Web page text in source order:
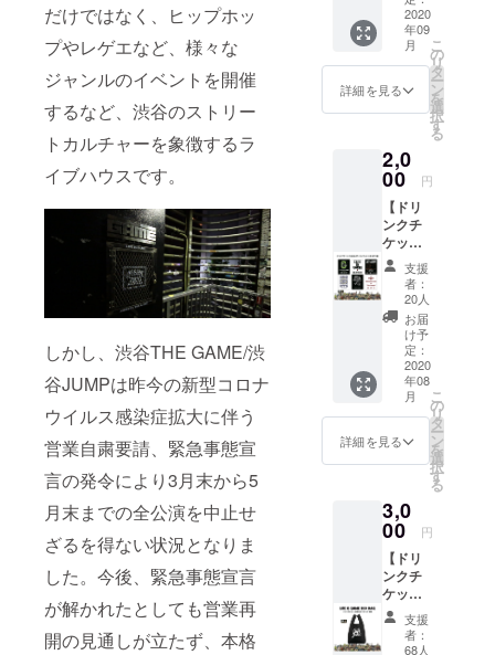
だけではなく、ヒップホッ
プやレゲエなど、様々な
ジャンルのイベントを開催
するなど、渋谷のストリー
トカルチャーを象徴するラ
イブハウスです。
しかし、渋谷THE GAME/渋
谷JUMPは昨今の新型コロナ
ウイルス感染症拡大に伴う
営業自粛要請、緊急事態宣
言の発令により3月末から5
月末までの全公演を中止せ
ざるを得ない状況となりま
した。今後、緊急事態宣言
が解かれたとしても営業再
開の見通しが立たず、本格
プルに
応援頂
ける方
はこち
らをお
THE
GAME
より感
謝の
メッ
セージ
をお送
り致し
ます。
●ドリン
クチ
ケット2
枚 有効
期限は
営業再
開から
6ヶ月以
● 壁面
ポス
ターへ
のお名
前掲載
※ 掲載
可能な
方はお
2020
年09
月
詳細を見る
こ
の
リ
タ
ー
ン
を
選
択
す
る
2,0
00 円
【ドリ
ンクチ
ケット
(2枚)＋
ブラン
ドス
テッ
カー(6
枚SET)
支援】
●ドリン
クチ
ケット1
枚。 有
効期限
は営業
ら6ヶ月
以内。
●ROLLI
NG
CRADL
E ×
RUDIE’
SABBA
支援
者：
20人
お届
け予
定：
2020
年08
月
詳細を見る
こ
の
リ
タ
ー
ン
を
選
択
す
る
3,0
00 円
【ドリ
ンクチ
ケット
(1枚)＋
エコ
バック
支援
者：
68人